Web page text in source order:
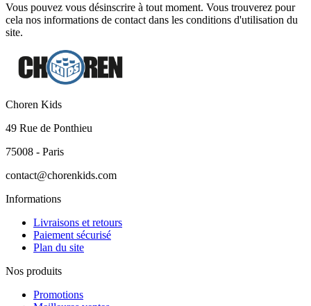
Vous pouvez vous désinscrire à tout moment. Vous trouverez pour
cela nos informations de contact dans les conditions d'utilisation du
site.
Choren Kids
49 Rue de Ponthieu
75008 - Paris
contact@chorenkids.com
Informations
Livraisons et retours
Paiement sécurisé
Plan du site
Nos produits
Promotions